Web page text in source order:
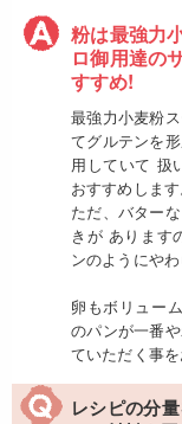
粉は最強力
ロ御用達の
すすめ!
最強力小麦粉
てグルテンを
用していて 扱
おすすめします
ただ、バター
きが あります
ンのようにや
卵もボリュー
のパンが一番
ていただく事
レシピの分